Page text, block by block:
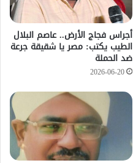
أجراس فجاج الأرض.. عاصم البلال
الطيب يكتب: مصر يا شقيقة جرعة
ضد الحملة
2026-06-20